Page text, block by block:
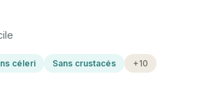
céleri Sans crustacés +10